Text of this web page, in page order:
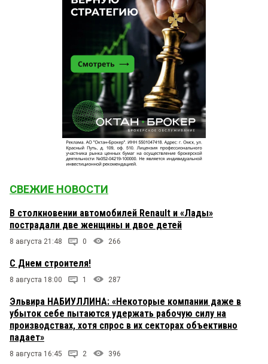
СВЕЖИЕ НОВОСТИ
В столкновении автомобилей Renault и «Лады»
пострадали две женщины и двое детей
8 августа 21:48 0 266
С Днем строителя!
8 августа 18:00 1 287
Эльвира НАБИУЛЛИНА: «Некоторые компании даже в
убыток себе пытаются удержать рабочую силу на
производствах, хотя спрос в их секторах объективно
падает»
8 августа 16:45 2 396